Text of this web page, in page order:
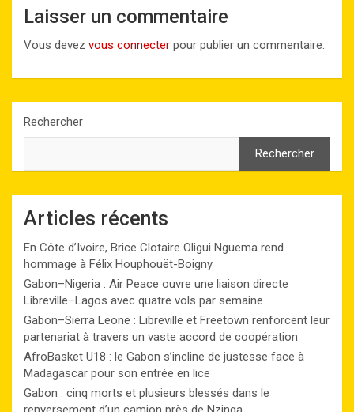
Laisser un commentaire
Vous devez vous connecter pour publier un commentaire.
Rechercher
Rechercher
Articles récents
En Côte d’Ivoire, Brice Clotaire Oligui Nguema rend
hommage à Félix Houphouët-Boigny
Gabon–Nigeria : Air Peace ouvre une liaison directe
Libreville–Lagos avec quatre vols par semaine
Gabon–Sierra Leone : Libreville et Freetown renforcent leur
partenariat à travers un vaste accord de coopération
AfroBasket U18 : le Gabon s’incline de justesse face à
Madagascar pour son entrée en lice
Gabon : cinq morts et plusieurs blessés dans le